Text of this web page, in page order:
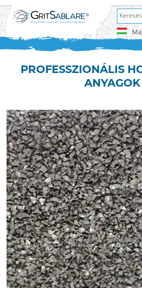
PROFESSZIONÁLIS
ANYAGOK